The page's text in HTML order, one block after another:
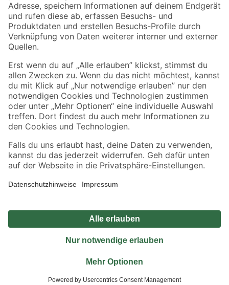
Zahlungsarten Versandarten
Sicher einkaufen
Jetzt die toom-App herunterladen
Alle Preisangaben in EUR inkl. gesetzl. MwSt.. Die dargestellten Angebote sind unter
Umständen nicht in allen Märkten verfügbar. Die angegebenen Verfügbarkeiten beziehen
Produkte nur solange der Vorrat reicht.
*Paketversand ab 59 € versandkostenfrei, gilt nicht für Artikel mit Speditionsversand, hier
Privatsphäre Impressum
Nutzungsbedingungen
Widerrufsrecht
Vertrag widerrufen
© 2026 toom Baumarkt GmbH